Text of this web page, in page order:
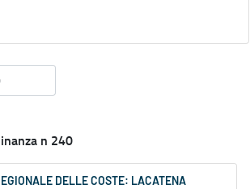
n 240
DELLE COSTE: LACATENA